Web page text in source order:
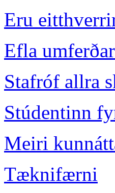
Eru
Efla
Stafróf allra
Stúdentinn
Meiri
Tæknifærni